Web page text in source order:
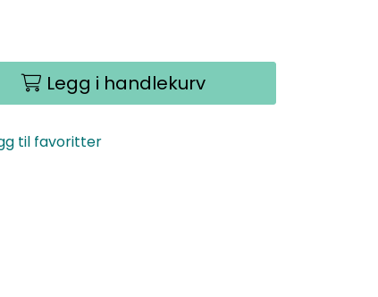
Legg i handlekurv
til favoritter